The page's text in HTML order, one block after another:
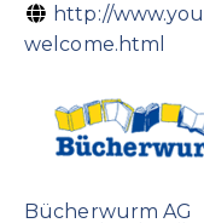
http://
welcome.html
Bücherwurm AG